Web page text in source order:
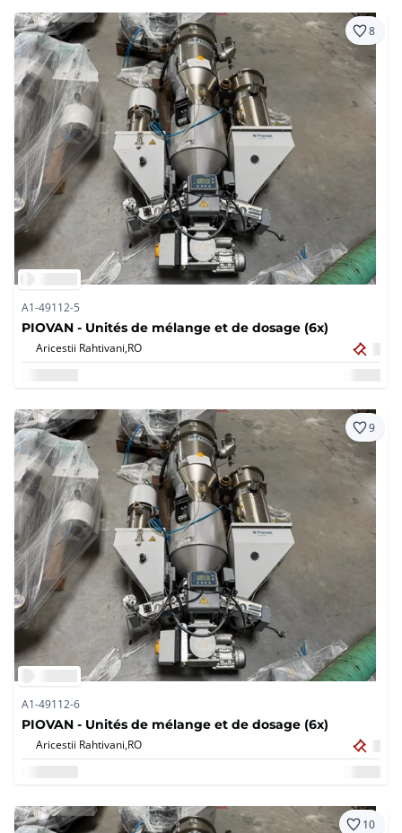
8
A1-49112-5
PIOVAN - Unités de mélange et de dosage (6x)
Aricestii Rahtivani,RO
9
A1-49112-6
PIOVAN - Unités de mélange et de dosage (6x)
Aricestii Rahtivani,RO
10